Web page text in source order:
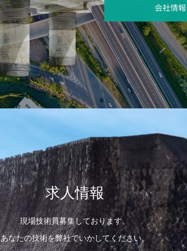
会社情報
求人情報
現場技術員募集しております。
あなたの技術を弊社でいかしてください。